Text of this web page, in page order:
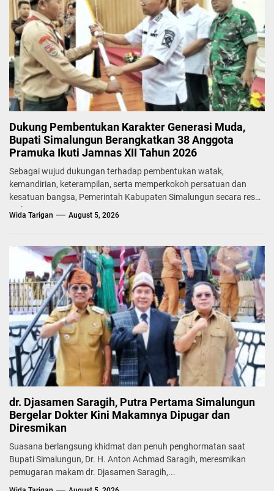
Dukung Pembentukan Karakter Generasi Muda,
Bupati Simalungun Berangkatkan 38 Anggota
Pramuka Ikuti Jamnas XII Tahun 2026
Sebagai wujud dukungan terhadap pembentukan watak,
kemandirian, keterampilan, serta memperkokoh persatuan dan
kesatuan bangsa, Pemerintah Kabupaten Simalungun secara resmi
melepas...
Wida Tarigan August 5, 2026
dr. Djasamen Saragih, Putra Pertama Simalungun
Bergelar Dokter Kini Makamnya Dipugar dan
Diresmikan
Suasana berlangsung khidmat dan penuh penghormatan saat
Bupati Simalungun, Dr. H. Anton Achmad Saragih, meresmikan
pemugaran makam dr. Djasamen Saragih,...